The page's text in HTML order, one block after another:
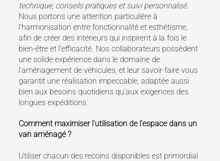
technique, conseils pratiques et suivi personnalisé.
Nous portons une attention particulière à
l'harmonisation entre fonctionnalité et esthétisme,
afin de créer des intérieurs qui inspirent à la fois le
bien-être et l'efficacité. Nos collaborateurs possèdent
une solide expérience dans le domaine de
l'aménagement de véhicules, et leur savoir-faire vous
garantit une réalisation impeccable, adaptée aussi
bien aux besoins quotidiens qu'aux exigences des
longues expéditions.
Comment maximiser l'utilisation de l'espace dans un
van aménagé ?
Utiliser chacun des recoins disponibles est primordial